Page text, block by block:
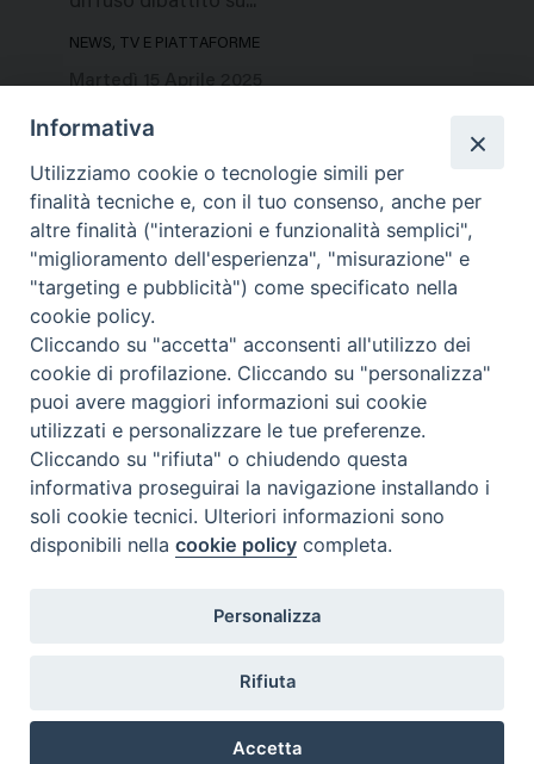
NEWS, TV E PIATTAFORME
Contatti & Info
C.ne Aurelia, 50 – 00165 Roma
Contatti
Scrivi a: cnvf@chiesacattolica.it
Informativa
Utilizziamo cookie o tecnologie simili per
finalità tecniche e, con il tuo consenso, anche per
altre finalità ("interazioni e funzionalità semplici",
"miglioramento dell'esperienza", "misurazione" e
"targeting e pubblicità") come specificato nella
cookie policy.
Cliccando su "accetta" acconsenti all'utilizzo dei
cookie di profilazione. Cliccando su "personalizza"
puoi avere maggiori informazioni sui cookie
utilizzati e personalizzare le tue preferenze.
Cliccando su "rifiuta" o chiudendo questa
informativa proseguirai la navigazione installando i
soli cookie tecnici. Ulteriori informazioni sono
disponibili nellacookie policy completa.
Personalizza
Rifiuta
Accetta